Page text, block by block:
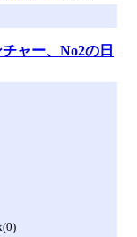
ャー、No2の日